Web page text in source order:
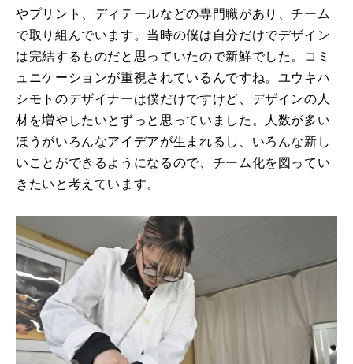
やプリント、ディテールなどの専門職があり、チーム
で取り組んでいます。当時の僕は自分だけでデザイン
は完結するものだと思っていたので新鮮でした。コミ
ュニケーションが重視されているんですね。ユウキハ
シモトのデザイナーは僕だけですけど、デザインの人
材を増やしたいとずっと思っていました。人数が多い
ほうがいろんなアイデアが生まれるし、いろんな新し
いことができるようになるので、チーム化を図ってい
きたいと考えています。